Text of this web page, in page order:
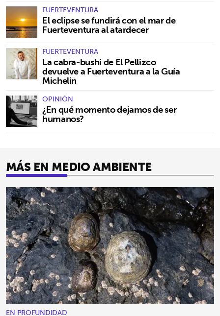
FUERTEVENTURA
El eclipse se fundirá con el mar de
Fuerteventura al atardecer
FUERTEVENTURA
La cabra-bushi de El Pellizco
devuelve a Fuerteventura a la Guía
Michelin
OPINIÓN
¿En qué momento dejamos de ser
humanos?
MÁS EN MEDIO AMBIENTE
EN PROFUNDIDAD